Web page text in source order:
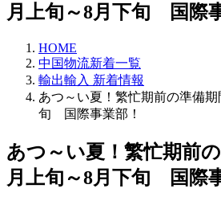
月上旬～8月下旬 国際
HOME
中国物流新着一覧
輸出輸入 新着情報
あつ～い夏！繁忙期前の準備
旬 国際事業部！
あつ～い夏！繁忙期前
月上旬～8月下旬 国際